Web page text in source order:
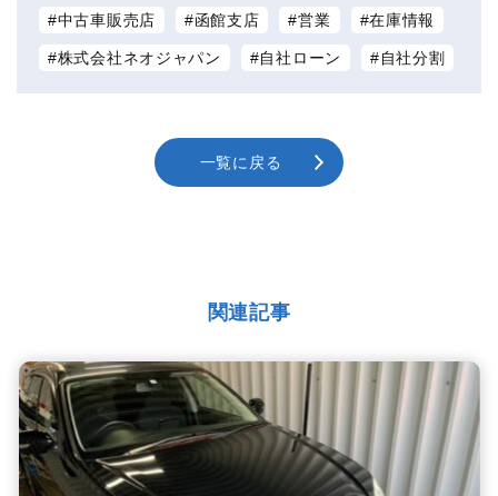
中古車販売店 函館支店 営業 在庫情報
株式会社ネオジャパン 自社ローン 自社分割
一覧に戻る
関連記事